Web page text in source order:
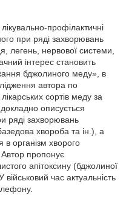
профілактичні
при ряді захворювань
легень, нервової системи,
інтерес становить
бджолиного меду», в
автора по
сортів меду за
описується
ряді захворювань
хвороба та ін.), а
в організм хворого
пропонує
апітоксину (бджолиної
час актуальність